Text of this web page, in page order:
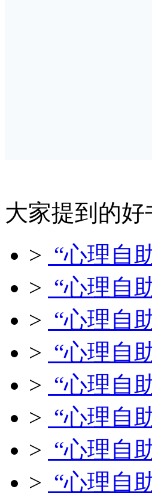
大家提到的好
> “心理自
> “心理自
> “心理自
> “心理自
> “心理自
> “心理自
> “心理自
> “心理自